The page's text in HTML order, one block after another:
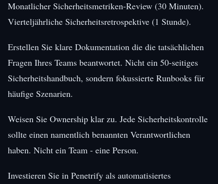
Monatlicher Sicherheitsmetriken-Review (30 Minuten).
Vierteljährliche Sicherheitsretrospektive (1 Stunde).
Erstellen Sie klare Dokumentation die die tatsächlichen
Fragen Ihres Teams beantwortet. Nicht ein 50-seitiges
Sicherheitshandbuch, sondern fokussierte Runbooks für
häufige Szenarien.
Weisen Sie Ownership klar zu. Jede Sicherheitskontrolle
sollte einen namentlich benannten Verantwortlichen
haben. Nicht ein Team - eine Person.
Investieren Sie in Penetrify als automatisiertes